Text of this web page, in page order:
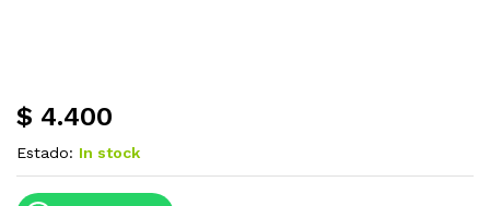
$ 4.400
Estado: In stock